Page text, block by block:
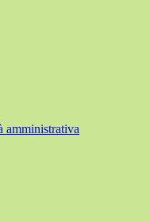
amministrativa